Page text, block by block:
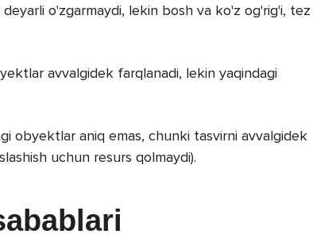
o'zgarmaydi, lekin bosh va ko'z og'rig'i, tez
avvalgidek farqlanadi, lekin yaqindagi
obyektlar aniq emas, chunki tasvirni avvalgidek
uchun resurs qolmaydi).